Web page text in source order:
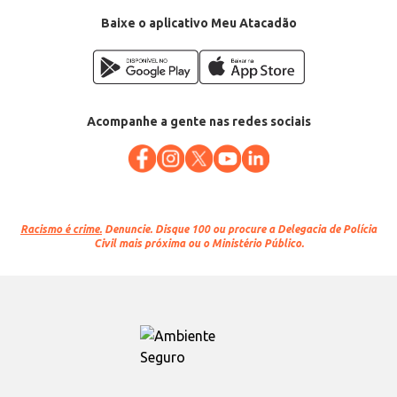
Baixe o aplicativo Meu Atacadão
Acompanhe a gente nas redes sociais
Racismo é crime. Denuncie. Disque 100 ou procure a Delegacia de Polícia
Civil mais próxima ou o Ministério Público.